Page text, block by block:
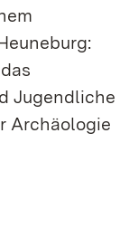
Jugendliche
Archäologie